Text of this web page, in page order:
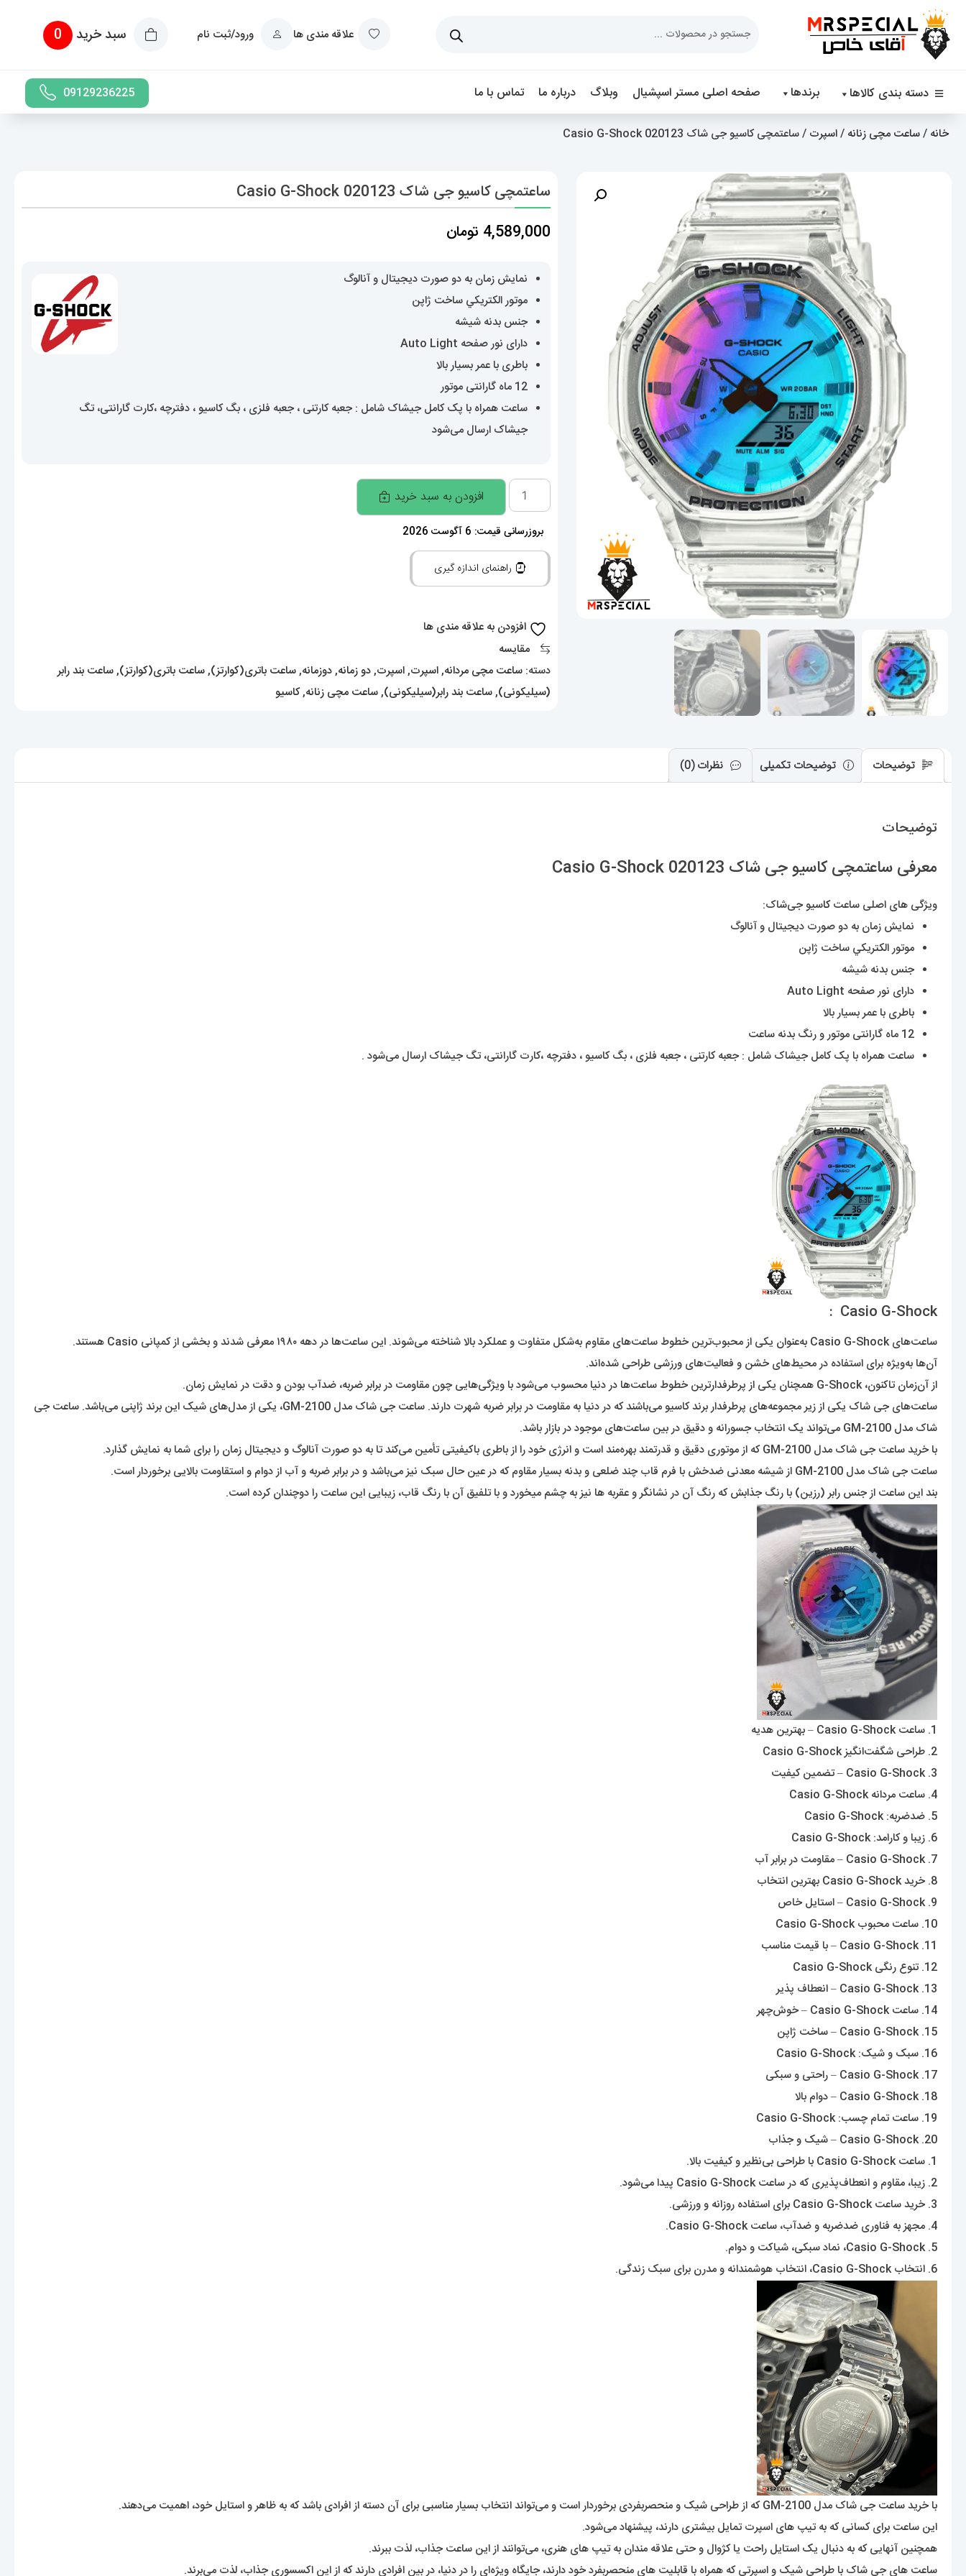
علاقه مندی ها ورود/ثبت نام سبد خرید 0
دسته بندی کالاها برندها صفحه اصلی مستر اسپشیال وبلاگ درباره ما تماس با ما 09129236225
خانه /ساعت مچی زنانه /اسپرت / ساعتمچی کاسیو جی شاک Casio G-Shock 020123
ساعتمچی کاسیو جی شاک Casio G-Shock 020123
4,589,000 تومان
نمایش زمان به دو صورت دیجیتال و آنالوگ
موتور الکتريکي ساخت ژاپن
جنس بدنه شیشه
دارای نور صفحه Auto Light
باطری با عمر بسیار بالا
12 ماه گارانتی موتور
ساعت همراه با پک کامل جیشاک شامل : جعبه کارتنی ، جعبه فلزی ، بگ کاسیو ، دفترچه ،کارت گارانتی، تگ
جیشاک ارسال می‌شود
ساعتمچی
کاسیو
جی
شاک
Casio
Shock
020123
افزودن به سبد خرید
بروزرسانی قیمت: 6 آگوست 2026
راهنمای اندازه گیری
افزودن به علاقه مندی ها
مقایسه
دسته: ساعت مچی مردانه,اسپرت,اسپرت,دو زمانه,دوزمانه,ساعت باتری(کوارتز),ساعت باتری(کوارتز),ساعت بند رابر
(سیلیکونی),ساعت بند رابر(سیلیکونی),ساعت مچی زنانه,کاسیو
توضیحات توضیحات تکمیلی نظرات (0)
توضیحات
معرفی ساعتمچی کاسیو جی شاک Casio G-Shock 020123
ویژگی های اصلی ساعتکاسیو جی‌شاک:
نمایش زمان به دو صورت دیجیتال و آنالوگ
موتور الکتريکي ساخت ژاپن
جنس بدنه شیشه
دارای نور صفحه Auto Light
باطری با عمر بسیار بالا
12 ماه گارانتی موتور و رنگ بدنه ساعت
ساعت همراه با پک کامل جیشاک شامل : جعبه کارتنی ، جعبه فلزی ، بگ کاسیو ، دفترچه ،کارت گارانتی، تگ جیشاک ارسال می‌شود .
Casio G-Shock :
ساعت‌های Casio G-Shock به‌عنوان یکی از محبوب‌ترین خطوط ساعت‌های مقاوم به‌شکل متفاوت و عملکرد بالا شناخته می‌شوند. این ساعت‌ها در دهه ۱۹۸۰ معرفی شدند و بخشی از کمپانی Casio هستند.
آن‌ها به‌ویژه برای استفاده در محیط‌های خشن و فعالیت‌های ورزشی طراحی شده‌اند.
از آن‌زمان تاکنون، G-Shock همچنان یکی از پرطرفدارترین خطوط ساعت‌ها در دنیا محسوب می‌شود با ویژگی‌هایی چون مقاومت در برابر ضربه، ضدآب بودن و دقت در نمایش زمان.
ساعت‌‌های جی شاک یکی از زیر مجموعه‌‌های پرطرفدار برند کاسیو می‌باشند که در دنیا به مقاومت در برابر ضربه شهرت دارند. ساعت جی شاک مدل GM-2100، یکی از مدل‌های شیک این برند ژاپنی می‌باشد. ساعت جی
شاک مدل GM-2100 می‌تواند یک انتخاب جسورانه و دقیق در بین ساعت‌های موجود در بازار باشد.
با خرید ساعت جی شاک مدل GM-2100 که از موتوری دقیق و قدرتمند بهره‌مند است و انرژی خود را از باطری باکیفیتی تأمین می‌کند تا به دو صورت آنالوگ و دیجیتال زمان را برای شما به نمایش گذارد.
ساعت جی شاک مدل GM-2100 از شیشه معدنی ضدخش با فرم قاب چند ضلعی و بدنه بسیار مقاوم که در عین حال سبک نیز می‌باشد و در برابر ضربه و آب از دوام و استقاومت بالایی برخوردار است.
بند این ساعت از جنس رابر (رزین) با رنگ جذابش که رنگ آن در نشانگر و عقربه ها نیز به چشم میخورد و با تلفیق آن با رنگ قاب، زیبایی این ساعت را دوچندان کرده است.
1. ساعت Casio G-Shock – بهترین هدیه
2. طراحی شگفت‌انگیز Casio G-Shock
3. Casio G-Shock – تضمین کیفیت
4. ساعت مردانه Casio G-Shock
5. ضدضربه: Casio G-Shock
6. زیبا و کارامد: Casio G-Shock
7. Casio G-Shock – مقاومت در برابر آب
8. خرید Casio G-Shock بهترین انتخاب
9. Casio G-Shock – استایل خاص
10. ساعت محبوب Casio G-Shock
11. Casio G-Shock – با قیمت مناسب
12. تنوع رنگی Casio G-Shock
13. Casio G-Shock – انعطاف پذیر
14. ساعت Casio G-Shock – خوش‌چهر
15. Casio G-Shock – ساخت ژاپن
16. سبک و شیک: Casio G-Shock
17. Casio G-Shock – راحتی و سبکی
18. Casio G-Shock – دوام بالا
19. ساعت تمام چسب: Casio G-Shock
20. Casio G-Shock – شیک و جذاب
1. ساعت Casio G-Shock با طراحی بی‌نظیر و کیفیت بالا.
2. زیبا، مقاوم و انعطاف‌پذیری که در ساعت Casio G-Shock پیدا می‌شود.
3. خرید ساعت Casio G-Shock برای استفاده روزانه و ورزشی.
4. مجهز به فناوری ضدضربه و ضدآب، ساعت Casio G-Shock.
5. Casio G-Shock، نماد سبکی، شیاکت و دوام.
6. انتخاب Casio G-Shock، انتخاب هوشمندانه و مدرن برای سبک زندگی.
با خرید ساعت جی شاک‌ مدل GM-2100 که از طراحی شیک و منحصربفردی برخوردار است و می‌تواند انتخاب بسیار مناسبی برای آن دسته از افرادی باشد که به ظاهر و استایل خود، اهمیت می‌دهند.
این ساعت برای کسانی که به تیپ های اسپرت تمایل بیشتری دارند، پیشنهاد می‌شود.
همچنین آنهایی که به دنبال یک استایل راحت یا کژوال و حتی علاقه مندان به تیپ های هنری، می‌توانند از این ساعت جذاب، لذت ببرند.
ساعت های جی شاک با طراحی شیک و اسپرتی که همراه با قابلیت های منحصربفرد خود دارند، جایگاه ویژه‌ای را در دنیا، در بین افرادی دارند که از این اکسسوری جذاب، لذت می‌برند.